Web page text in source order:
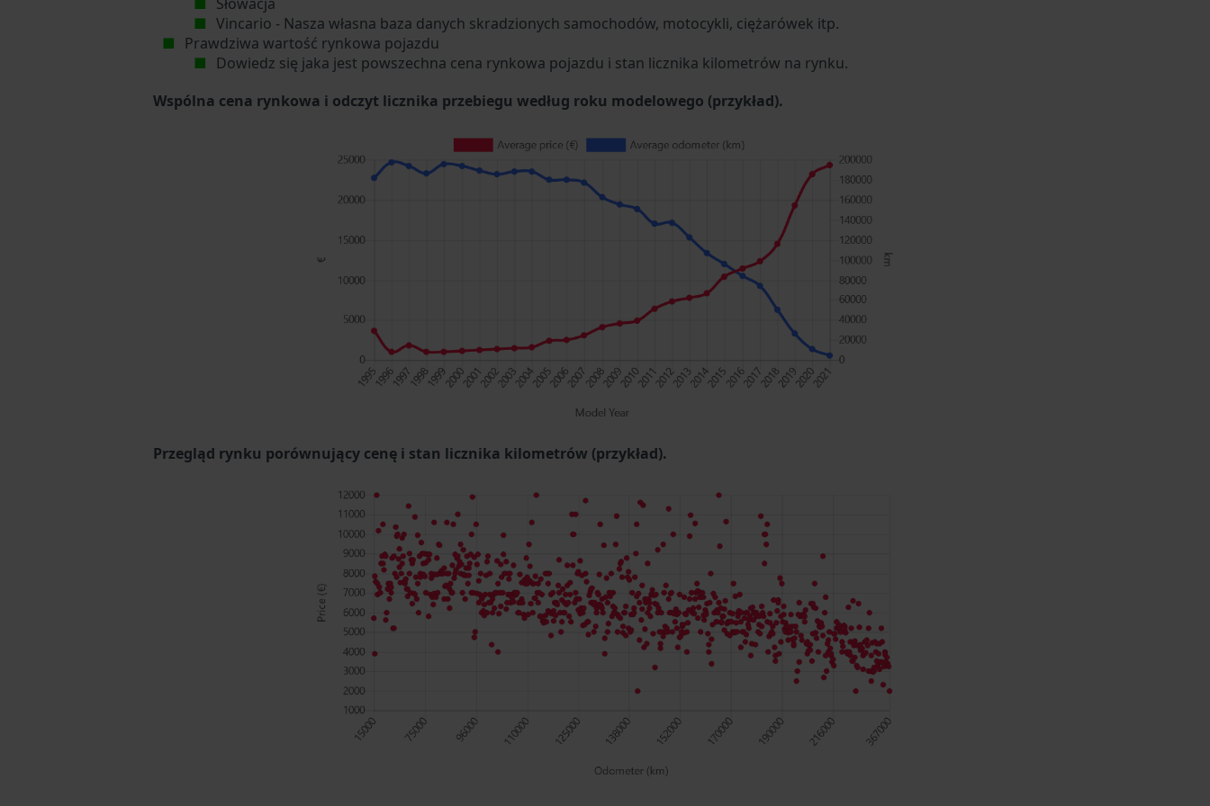
Vincario - Nasza własna baza danych skradzionych samochodów, motocykli, ciężarówek itp.
Prawdziwa wartość rynkowa pojazdu
Dowiedz się jaka jest powszechna cena rynkowa pojazdu i stan licznika kilometrów na rynku.
Wspólna cena rynkowa i odczyt licznika przebiegu według roku modelowego (przykład).
Przegląd rynku porównujący cenę i stan licznika kilometrów (przykład).